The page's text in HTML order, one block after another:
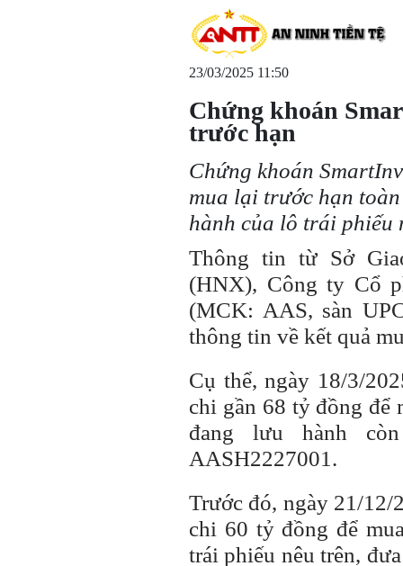
23/03/2025 11:50
Chứng khoán
trước hạn
Chứng khoán
mua lại trước hạn
hành của lô trái phiếu
Thông tin từ Sở
(HNX), Công ty Cổ
(MCK: AAS, sàn
thông tin về kết quả
Cụ thể, ngày 18/3/
chi gần 68 tỷ đồng để
đang lưu hành
AASH2227001.
Trước đó, ngày 21/12/
chi 60 tỷ đồng để
trái phiếu nêu trên,